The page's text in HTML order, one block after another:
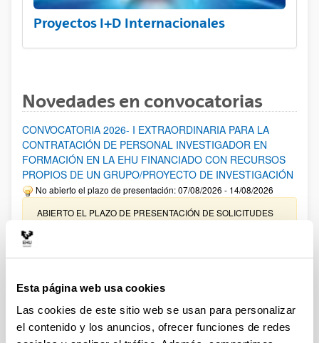
Esta página web usa cookies
Las cookies de este sitio web se usan para personalizar
el contenido y los anuncios, ofrecer funciones de redes
Proyectos I+D Internacionales
Novedades en convocatorias
CONVOCATORIA 2026- I EXTRAORDINARIA PARA LA
CONTRATACIÓN DE PERSONAL INVESTIGADOR EN
FORMACIÓN EN LA EHU FINANCIADO CON RECURSOS
PROPIOS DE UN GRUPO/PROYECTO DE INVESTIGACIÓN
No abierto el plazo de presentación: 07/08/2026 - 14/08/2026
ABIERTO EL PLAZO DE PRESENTACIÓN DE SOLICITUDES
Ayudas para financiación de la adquisición y renovación de
UPV/EHU 2026
Trámite abierto
25/03/2026: Corrección de errores del listado provisional de
solicitudes admitidas y excluidas. 23/03/2026: Relación